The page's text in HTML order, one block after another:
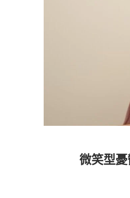
微笑型